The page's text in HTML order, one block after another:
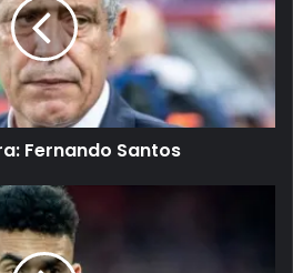
Fernando Santos